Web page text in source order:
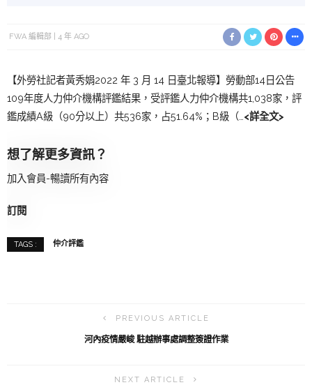
FWA 編輯部 4 年 AGO
【外勞社記者黃秀娟2022 年 3 月 14 日臺北報導】勞動部14日公告
109年度人力仲介機構評鑑結果，受評鑑人力仲介機構共1,038家，評
鑑成績A級（90分以上）共536家，占51.64%；B級（… <詳全文>
想了解更多資訊？
加入會員-暢讀所有內容
訂閱
TAGS : 仲介評鑑
PREVIOUS ARTICLE
河內疫情嚴峻 駐越辦事處調整簽證作業
NEXT ARTICLE